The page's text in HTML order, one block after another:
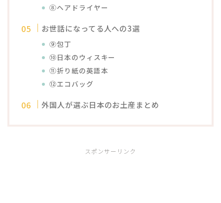
⑧ヘアドライヤー
お世話になってる人への3選
⑨包丁
⑩日本のウィスキー
⑪折り紙の英語本
⑫エコバッグ
外国人が選ぶ日本のお土産まとめ
スポンサーリンク